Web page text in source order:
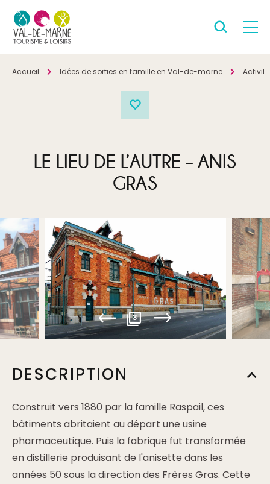
Accueil Idées de sorties en famille en Val-de-marne
LE LIEU DE L’AUTRE – ANIS
GRAS
3
DESCRIPTION
Construit vers 1880 par la famille Raspail, ces
bâtiments abritaient au départ une usine
pharmaceutique. Puis la fabrique fut transformée
en distillerie produisant de l'anisette dans les
années 50 sous la direction des Frères Gras. Cette